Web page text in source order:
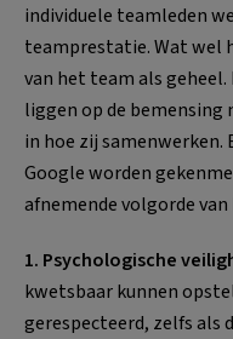
individuele teamleden
teamprestatie. Wat wel
van het team als
liggen op de
in hoe zij samenwerken.
Google worden
afnemende volgorde van
1. Psychologische
kwetsbaar kunnen
gerespecteerd, zelfs als